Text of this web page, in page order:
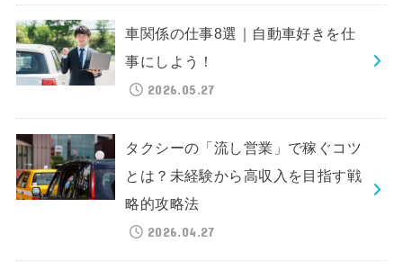
車関係の仕事8選｜自動車好きを仕
事にしよう！
2026.05.27
タクシーの「流し営業」で稼ぐコツ
とは？未経験から高収入を目指す戦
略的攻略法
2026.04.27